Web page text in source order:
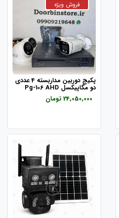
پکیج دوربین مداربسته 4 عددی
دو مگاپیکسل Pg-106 AHD
24,050,000 تومان